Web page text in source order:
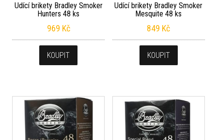
Udící brikety Bradley Smoker
Hunters 48 ks
969 Kč
KOUPIT
Udící brikety Bradley Smoker
Mesquite 48 ks
849 Kč
KOUPIT